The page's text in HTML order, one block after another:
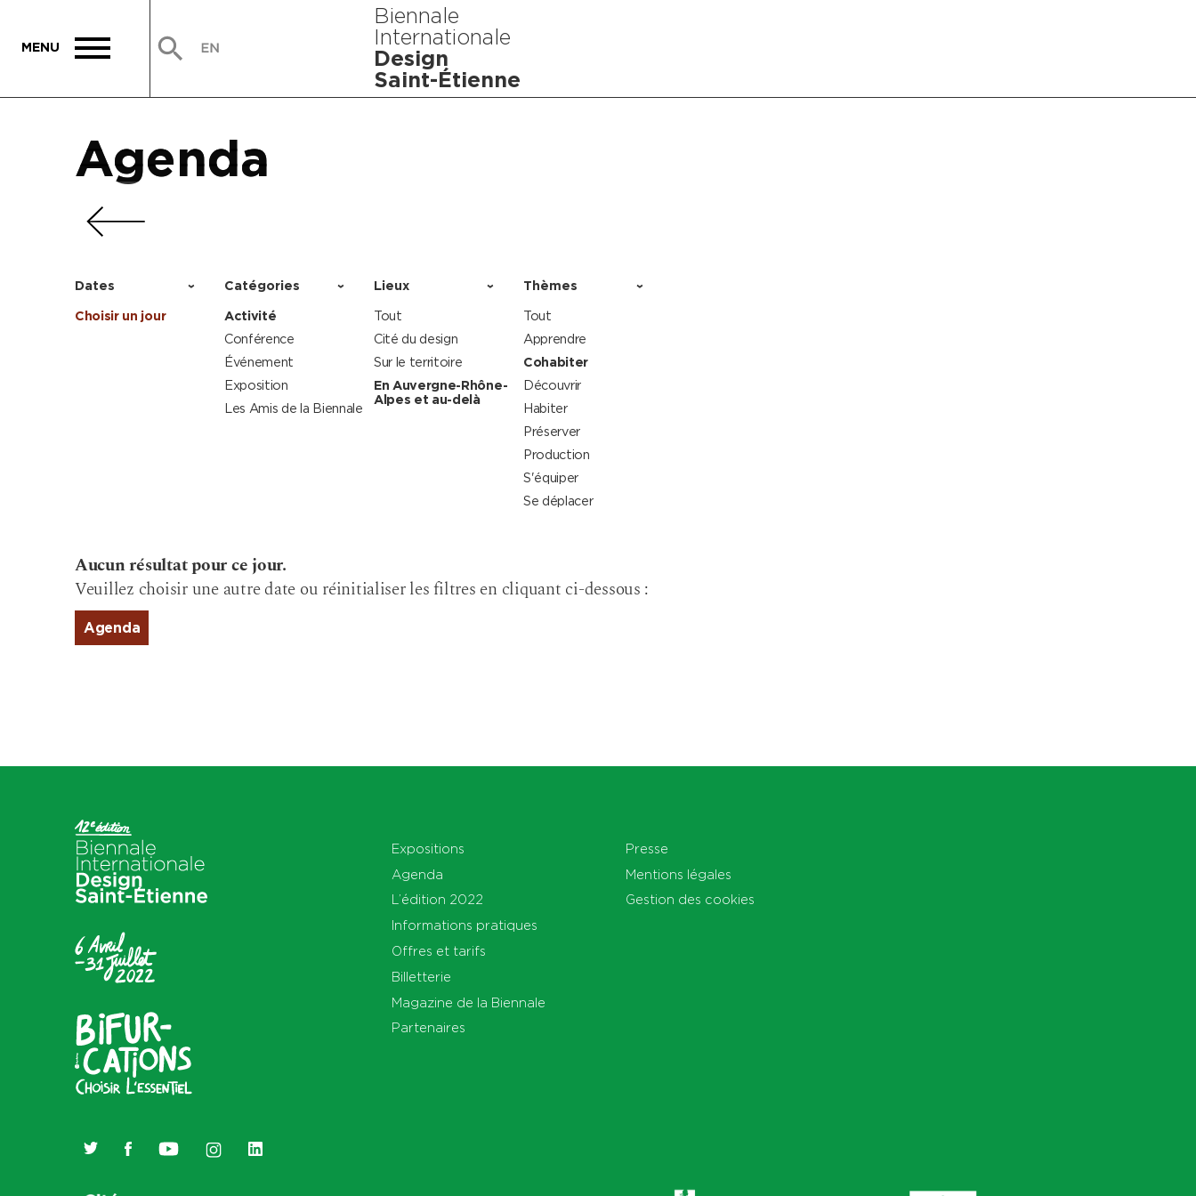
Biennale
Internationale
Design
Saint-Étienne
Agenda
Agenda
Agenda
Agenda
Dates
Choisir un jour
Catégories
Activité
Conférence
Événement
Exposition
Les Amis de la Biennale
Lieux
Tout
Cité du design
Sur le territoire
En Auvergne-Rhône-
Alpes et au-delà
Thèmes
Tout
Apprendre
Cohabiter
Découvrir
Habiter
Préserver
Production
S'équiper
Se déplacer
Aucun résultat pour ce jour.
Veuillez choisir une autre date ou réinitialiser les filtres en cliquant ci-dessous :
Agenda
Expositions
Agenda
L’édition 2022
Informations pratiques
Offres et tarifs
Billetterie
Magazine de la Biennale
Partenaires
Presse
Mentions légales
Gestion des cookies